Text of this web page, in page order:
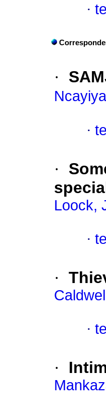
·
·
·
·
Loock,
·
·
·
·